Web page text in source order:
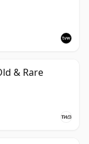
& Rare